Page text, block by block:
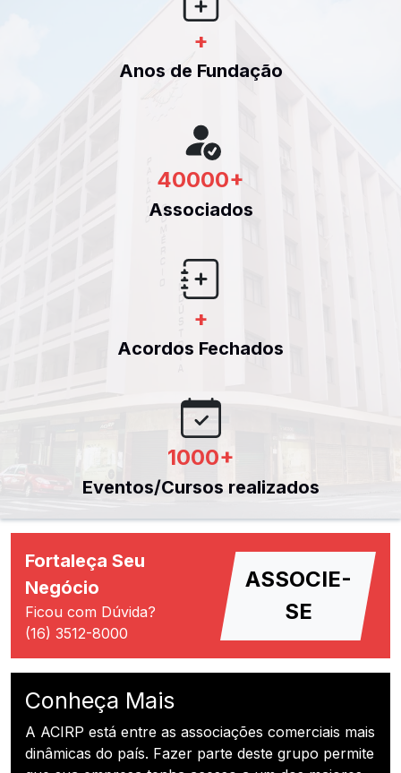
+
Anos de Fundação
40000+
Associados
+
Acordos Fechados
1000+
Eventos/Cursos realizados
Fortaleça Seu
Negócio
Ficou com Dúvida?
(16) 3512-8000
ASSOCIE-
SE
Conheça Mais
A ACIRP está entre as associações comerciais mais
dinâmicas do país. Fazer parte deste grupo permite